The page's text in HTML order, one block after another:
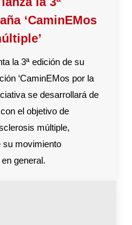
‘CaminEMos
la 3ª edición de su
‘CaminEMos por la
se desarrollará de
el objetivo de
múltiple,
su movimiento
general.